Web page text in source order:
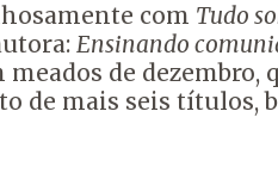
com Tudo
Ensinando
de
de mais seis